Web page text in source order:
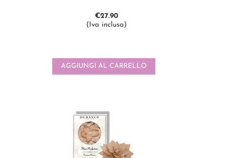
€27.90
(Iva inclusa)
AGGIUNGI AL CARRELLO